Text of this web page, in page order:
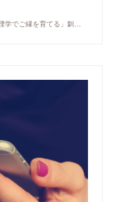
ショパン・マリアージュ（「音楽で心を調律し恋愛心理学でご縁を育てる」釧路市の結婚相談所）/ 全国結婚相談事業者連盟正規加盟店 / cherry-piano.com